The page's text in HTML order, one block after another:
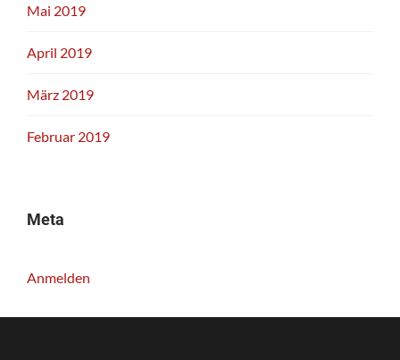
Mai 2019
April 2019
März 2019
Februar 2019
Meta
Anmelden